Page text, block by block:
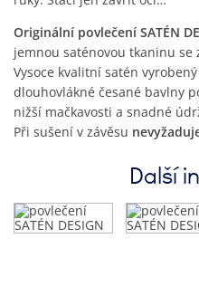
Originální povlečení SATÉN
jemnou saténovou tkaninu
Vysoce kvalitní satén
dlouhovlákné česané bavlny
nižší mačkavosti a snadné
Při sušení v závěsu
Další